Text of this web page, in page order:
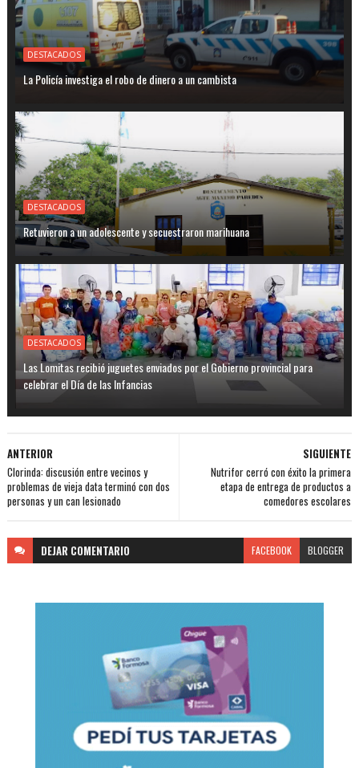
DESTACADOS
La Policía investiga el robo de dinero a un cambista
DESTACADOS
Retuvieron a un adolescente y secuestraron marihuana
DESTACADOS
Las Lomitas recibió juguetes enviados por el Gobierno provincial para
celebrar el Día de las Infancias
SIGUIENTE
Nutrifor cerró con éxito la primera
etapa de entrega de productos a
comedores escolares
ANTERIOR
Clorinda: discusión entre vecinos y
problemas de vieja data terminó con dos
personas y un can lesionado
DEJAR COMENTARIO FACEBOOK BLOGGER